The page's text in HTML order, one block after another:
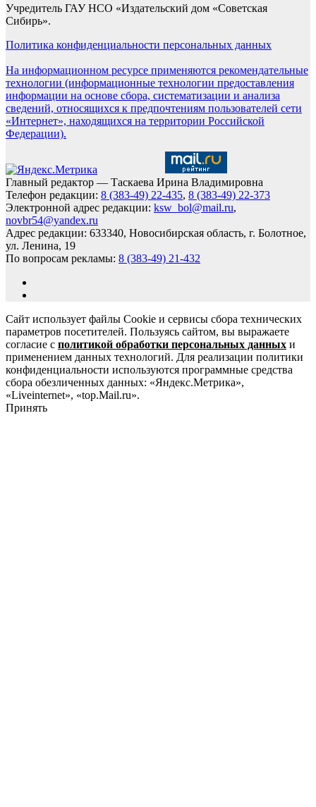
Учредитель ГАУ НСО «Издательский дом «Советская
Сибирь».
Политика конфиденциальности персональных данных
На информационном ресурсе применяются рекомендательные
технологии (информационные технологии предоставления
информации на основе сбора, систематизации и анализа
сведений, относящихся к предпочтениям пользователей сети
«Интернет», находящихся на территории Российской
Федерации).
Главный редактор — Таскаева Ирина Владимировна
Телефон редакции: 8 (383-49) 22-435, 8 (383-49) 22-373
Электронной адрес редакции: ksw_bol@mail.ru,
novbr54@yandex.ru
Адрес редакции: 633340, Новосибирская область, г. Болотное,
ул. Ленина, 19
По вопросам рекламы: 8 (383-49) 21-432
Сайт использует файлы Cookie и сервисы сбора технических
параметров посетителей. Пользуясь сайтом, вы выражаете
согласие с политикой обработки персональных данных и
применением данных технологий. Для реализации политики
конфиденциальности используются программные средства
сбора обезличенных данных: «Яндекс.Метрика»,
«Liveinternet», «top.Mail.ru».
Принять